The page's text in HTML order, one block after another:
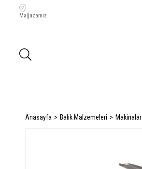
Mağazamız
Anasayfa Balık Malzemeleri Makinalar